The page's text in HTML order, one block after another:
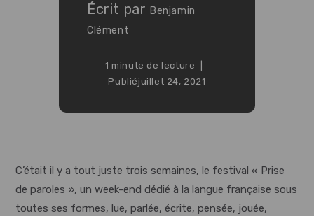
Écrit par Benjamin
Clément
1 minute de lecture
Publié juillet 24, 2021
C’était il y a tout juste trois semaines, le festival « Prise
de paroles », un week-end dédié à la langue française sous
toutes ses formes, lue, parlée, écrite, pensée, jouée,